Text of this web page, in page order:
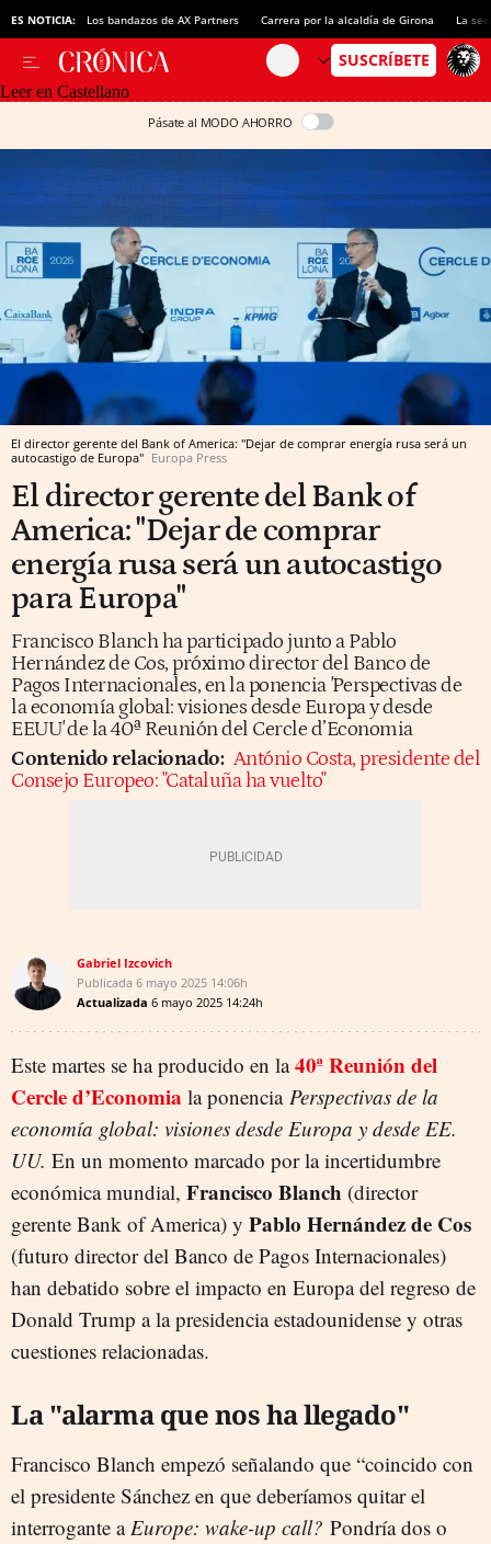
ES NOTICIA: Los bandazos de AX Partners Carrera por la alcaldía de Girona La
Leer en Castellano
Pásate al MODO AHORRO
El director gerente del Bank of America: "Dejar de comprar energía rusa será un
autocastigo de Europa" Europa Press
El director gerente del Bank of
America: "Dejar de comprar
energía rusa será un autocastigo
para Europa"
Francisco Blanch ha participado junto a Pablo
Hernández de Cos, próximo director del Banco de
Pagos Internacionales, en la ponencia'Perspectivas de
la economía global: visiones desde Europa y desde
EEUU'de la 40ª Reunión del Cercle d’Economia
Contenido relacionado: António Costa, presidente del
Consejo Europeo: "Cataluña ha vuelto"
Gabriel Izcovich
Publicada 6 mayo 2025 14:06h
Actualizada 6 mayo 2025 14:24h
Este martes se ha producido en la40ª Reunión del
Cercle d’Economia la ponencia Perspectivas de la
economía global: visiones desde Europa y desde EE.
UU. En un momento marcado por la incertidumbre
económica mundial, Francisco Blanch (director
gerente Bank of America) y Pablo Hernández de Cos
(futuro director del Banco de Pagos Internacionales)
han debatido sobre el impacto en Europa del regreso de
Donald Trump a la presidencia estadounidense y otras
cuestiones relacionadas.
La "alarma que nos ha llegado"
Francisco Blanch empezó señalando que “coincido con
el presidente Sánchez en que deberíamos quitar el
interrogante aEurope: wake-up call? Pondría dos o